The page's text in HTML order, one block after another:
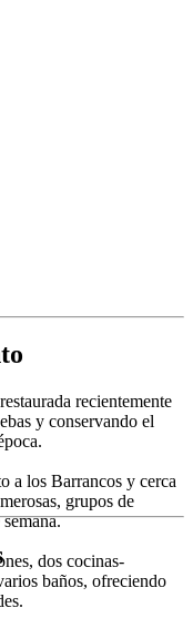
recientemente
y conservando el
a los Barrancos y cerca
grupos de
dos cocinas-
baños, ofreciendo